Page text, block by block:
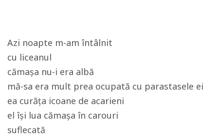
Azi noapte m-am întâlnit
cu liceanul
cămașa nu-i era albă
mă-sa era mult prea ocupată cu parastasele ei
ea curăța icoane de acarieni
el își lua cămașa în carouri
suflecată